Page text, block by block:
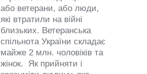
або ветерани, або люди,
які втратили на війні
близьких. Ветеранська
спільнота України складає
майже 2 млн. чоловіків та
жінок. Як прийняти і